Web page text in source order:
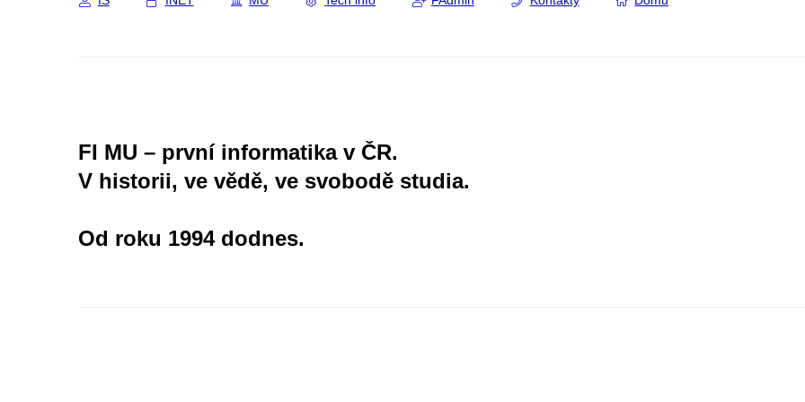
FI MU – první informatika v ČR.
V historii, ve vědě, ve svobodě studia.
Od roku 1994 dodnes.